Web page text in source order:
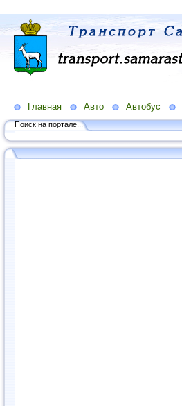
Главная Авто Автобус
Поиск на портале...